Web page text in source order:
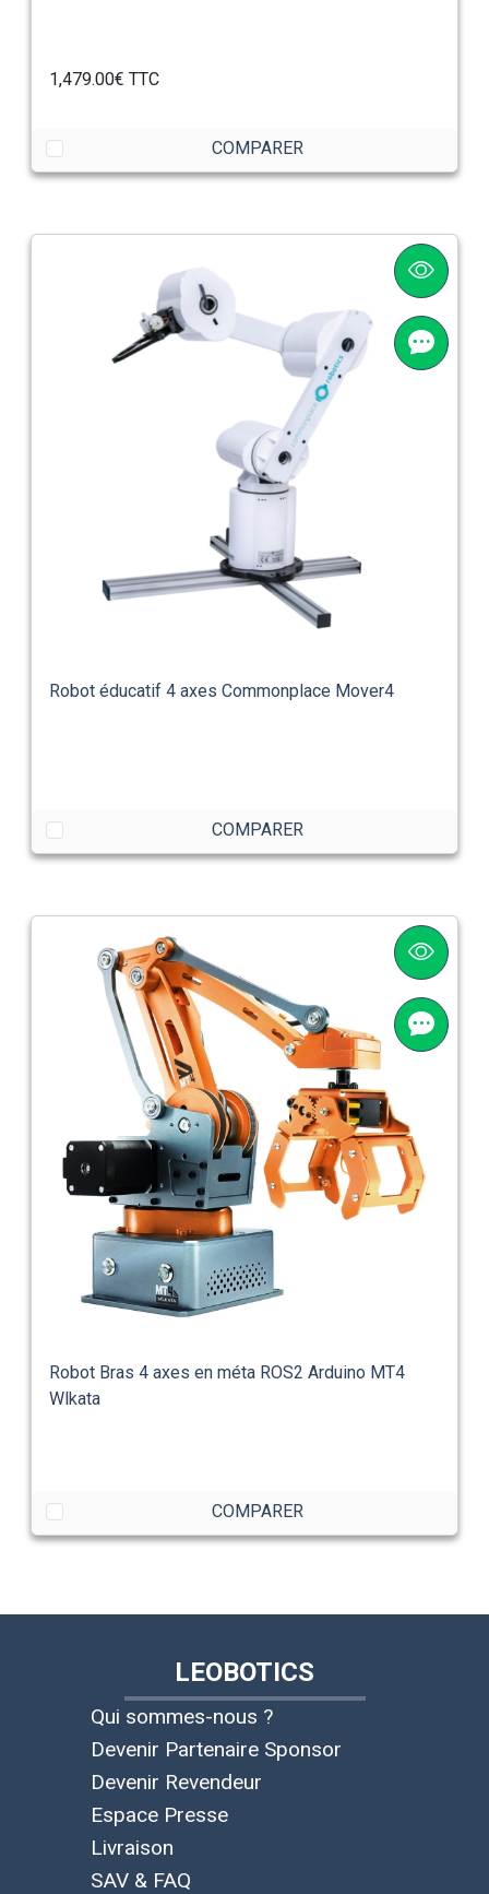
1,479.00€ TTC
COMPARER
Robot éducatif 4 axes Commonplace Mover4
COMPARER
Robot Bras 4 axes en méta ROS2 Arduino MT4
Wlkata
COMPARER
LEOBOTICS
Qui sommes-nous ?
Devenir Partenaire Sponsor
Devenir Revendeur
Espace Presse
Livraison
SAV & FAQ